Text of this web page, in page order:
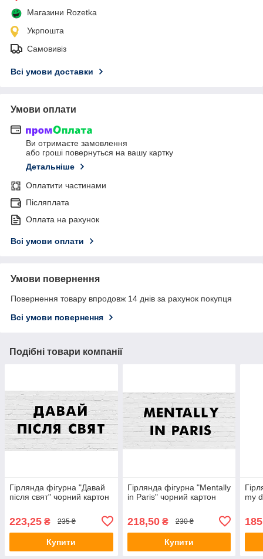
Магазини Rozetka
Укрпошта
Самовивіз
Всі умови доставки
Умови оплати
Ви отримаєте замовлення
або гроші повернуться на вашу картку
Детальніше
Оплатити частинами
Післяплата
Оплата на рахунок
Всі умови оплати
Умови повернення
Повернення товару впродовж 14 днів за рахунок покупця
Всі умови повернення
Подібні товари компанії
Гірлянда фігурна "Давай
пiсля свят" чорний картон
223,25 ₴ 235 ₴
Купити
Гірлянда фігурна "Mentally
in Paris" чорний картон
218,50₴ 230 ₴
Купити
my